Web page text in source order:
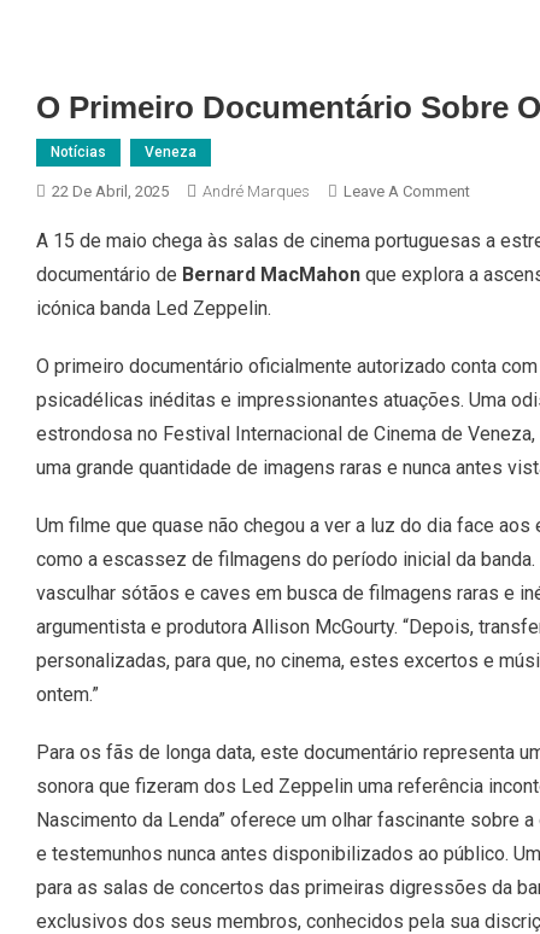
O Primeiro Documentário Sobre
Notícias Veneza
22 De Abril, 2025 André Marques Leave A CommentOn
Primeiro
Led
Estreia
Em
Maio
A 15 de maio chega às salas de cinema portuguesas a
documentário de Bernard MacMahon que explora a
icónica banda Led Zeppelin.
O primeiro documentário oficialmente autorizado conta
psicadélicas inéditas e impressionantes atuações. Uma
estrondosa no Festival Internacional de Cinema de
uma grande quantidade de imagens raras e nunca antes
Um filme que quase não chegou a ver a luz do dia face
como a escassez de filmagens do período inicial da
vasculhar sótãos e caves em busca de filmagens raras e
argumentista e produtora Allison McGourty. “Depois,
personalizadas, para que, no cinema, estes excertos e
ontem.”
Para os fãs de longa data, este documentário representa
sonora que fizeram dos Led Zeppelin uma referência
Nascimento da Lenda” oferece um olhar fascinante sobre
e testemunhos nunca antes disponibilizados ao público.
para as salas de concertos das primeiras digressões da
exclusivos dos seus membros, conhecidos pela sua